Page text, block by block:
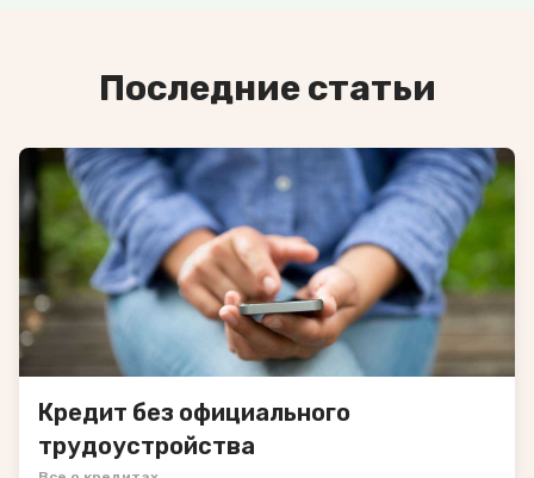
Последние статьи
Кредит без официального
трудоустройства